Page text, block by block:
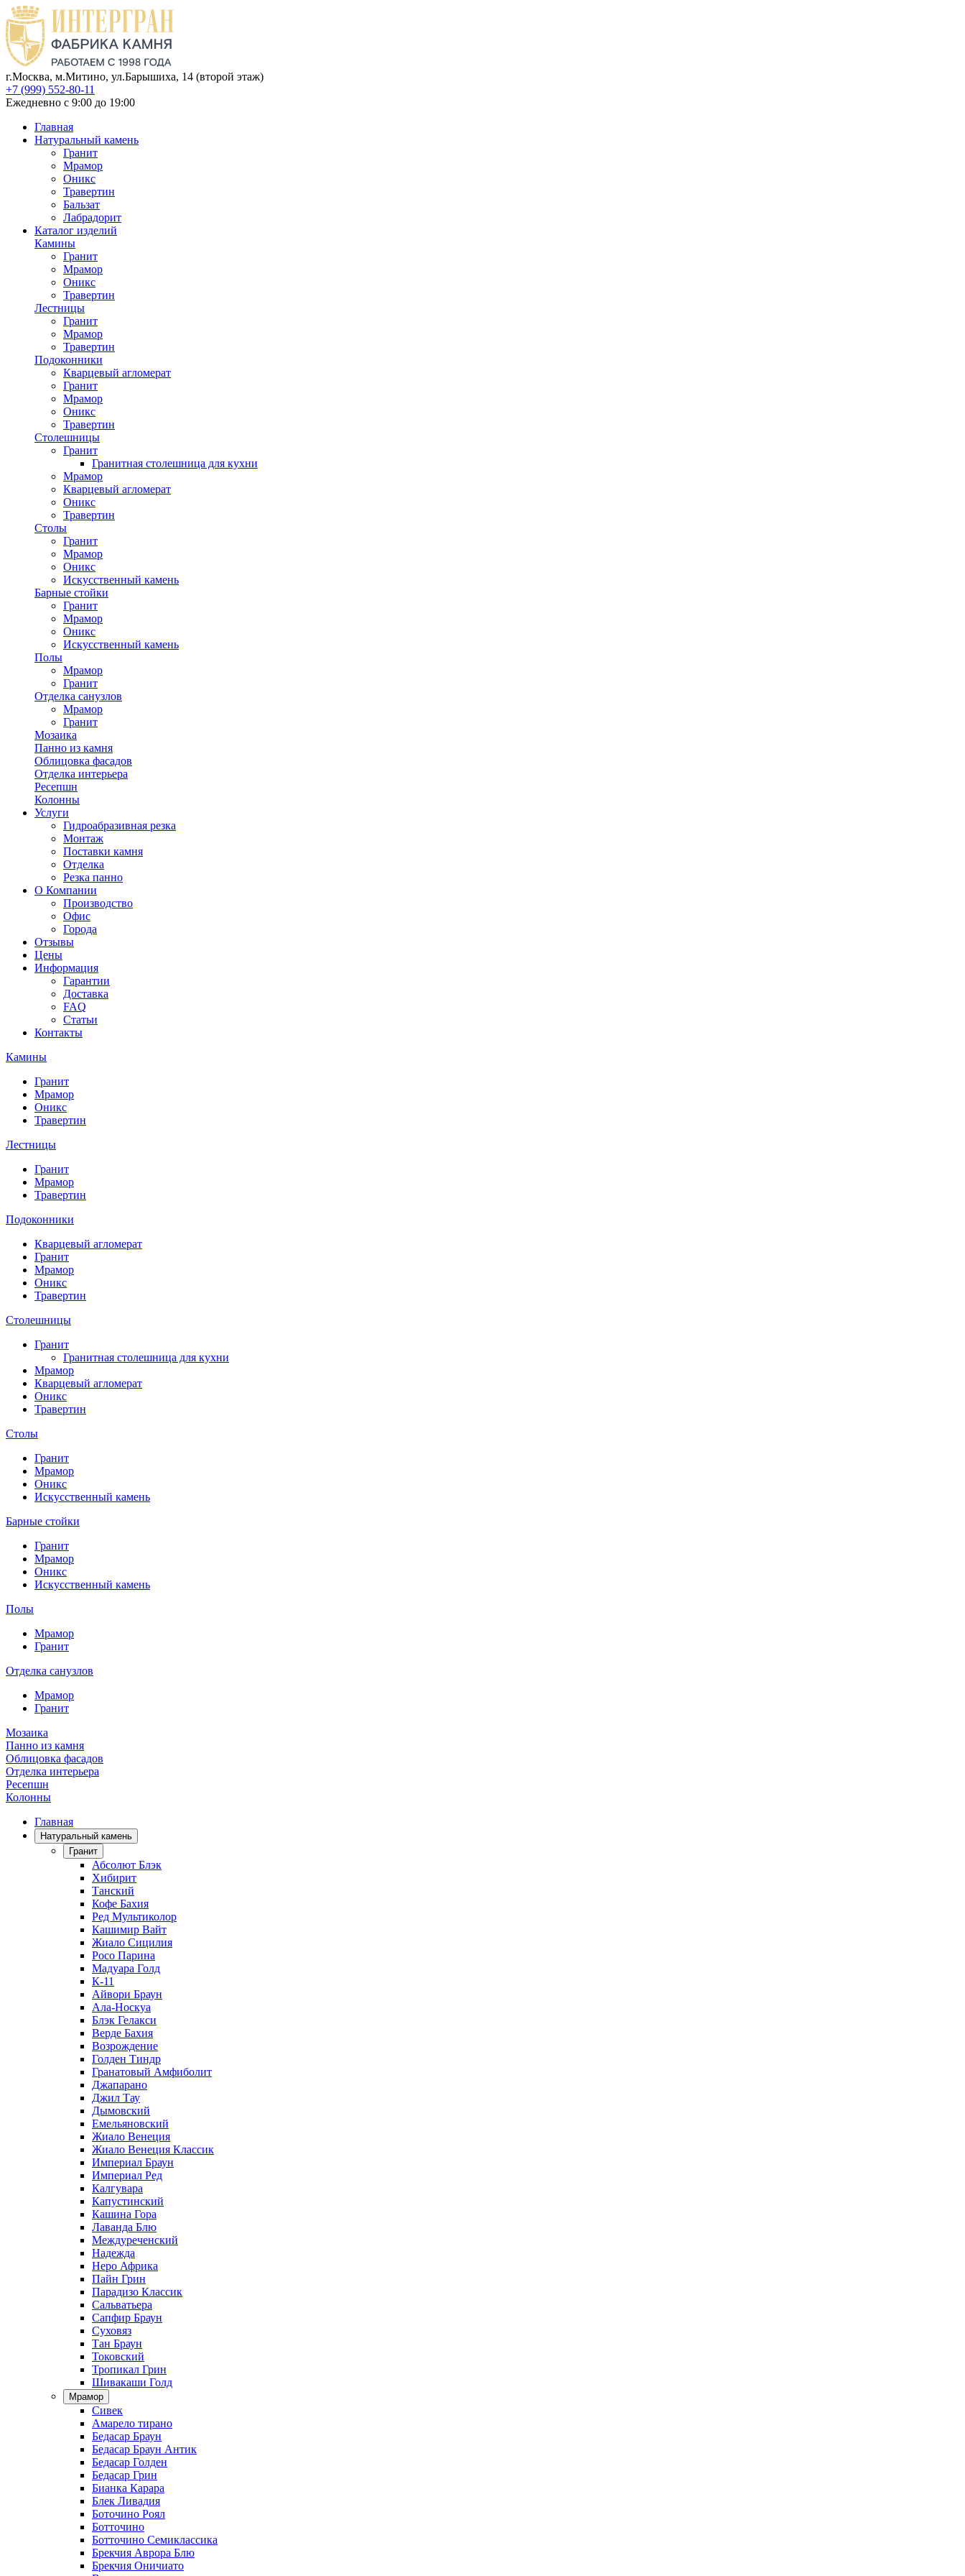
г.Москва, м.Митино, ул.Барышиха, 14 (второй этаж)
+7 (999) 552-80-11
Ежедневно с 9:00 до 19:00
Главная
Натуральный камень
Гранит
Мрамор
Оникс
Травертин
Бальзат
Лабрадорит
Каталог изделий
Камины
Гранит
Мрамор
Оникс
Травертин
Лестницы
Гранит
Мрамор
Травертин
Подоконники
Кварцевый агломерат
Гранит
Мрамор
Оникс
Травертин
Столешницы
Гранит
Гранитная столешница для кухни
Мрамор
Кварцевый агломерат
Оникс
Травертин
Столы
Гранит
Мрамор
Оникс
Искусственный камень
Барные стойки
Гранит
Мрамор
Оникс
Искусственный камень
Полы
Мрамор
Гранит
Отделка санузлов
Мрамор
Гранит
Мозаика
Панно из камня
Облицовка фасадов
Отделка интерьера
Ресепшн
Колонны
Услуги
Гидроабразивная резка
Монтаж
Поставки камня
Отделка
Резка панно
О Компании
Производство
Офис
Города
Отзывы
Цены
Информация
Гарантии
Доставка
FAQ
Статьи
Контакты
Камины
Гранит
Мрамор
Оникс
Травертин
Лестницы
Гранит
Мрамор
Травертин
Подоконники
Кварцевый агломерат
Гранит
Мрамор
Оникс
Травертин
Столешницы
Гранит
Гранитная столешница для кухни
Мрамор
Кварцевый агломерат
Оникс
Травертин
Столы
Гранит
Мрамор
Оникс
Искусственный камень
Барные стойки
Гранит
Мрамор
Оникс
Искусственный камень
Полы
Мрамор
Гранит
Отделка санузлов
Мрамор
Гранит
Мозаика
Панно из камня
Облицовка фасадов
Отделка интерьера
Ресепшн
Колонны
Главная
Натуральный камень
Гранит
Абсолют Блэк
Хибирит
Танский
Кофе Бахия
Ред Мультиколор
Кашимир Вайт
Жиало Сицилия
Росо Парина
Мадуара Голд
К-11
Айвори Браун
Ала-Носкуа
Блэк Гелакси
Верде Бахия
Возрождение
Голден Тиндр
Гранатовый Амфиболит
Джапарано
Джил Тау
Дымовский
Емельяновский
Жиало Венеция
Жиало Венеция Классик
Империал Браун
Империал Ред
Калгувара
Капустинский
Кашина Гора
Лаванда Блю
Междуреченский
Надежда
Неро Африка
Пайн Грин
Парадизо Классик
Сальватьера
Сапфир Браун
Суховяз
Тан Браун
Токовский
Тропикал Грин
Шивакаши Голд
Мрамор
Сивек
Амарело тирано
Бедасар Браун
Бедасар Браун Антик
Бедасар Голден
Бедасар Грин
Бианка Карара
Блек Ливадия
Боточино Роял
Ботточино
Ботточино Семиклассика
Брекчия Аврора Блю
Брекчия Оничиато